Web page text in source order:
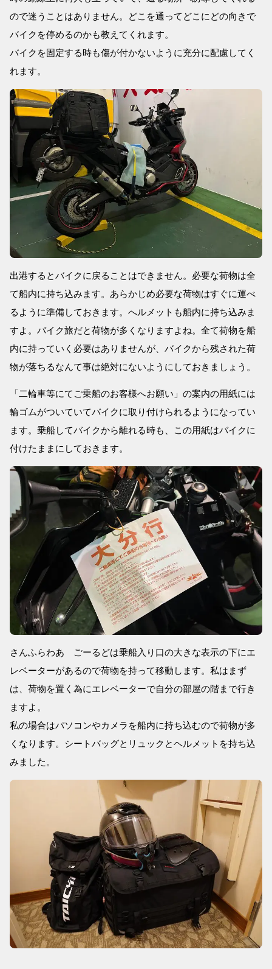
ので迷うことはありません。どこを通ってどこにどの向きで
バイクを停めるのかも教えてくれます。
バイクを固定する時も傷が付かないように充分に配慮してく
れます。
出港するとバイクに戻ることはできません。必要な荷物は全
て船内に持ち込みます。あらかじめ必要な荷物はすぐに運べ
るように準備しておきます。へルメットも船内に持ち込みま
すよ。バイク旅だと荷物が多くなりますよね。全て荷物を船
内に持っていく必要はありませんが、バイクから残された荷
物が落ちるなんて事は絶対にないようにしておきましょう。
「二輪車等にてご乗船のお客様へお願い」の案内の用紙には
輪ゴムがついていてバイクに取り付けられるようになってい
ます。乗船してバイクから離れる時も、この用紙はバイクに
付けたままにしておきます。
さんふらわあ ごーるどは乗船入り口の大きな表示の下にエ
レベーターがあるので荷物を持って移動します。私はまず
は、荷物を置く為にエレベーターで自分の部屋の階まで行き
ますよ。
私の場合はパソコンやカメラを船内に持ち込むので荷物が多
くなります。シートバッグとリュックとヘルメットを持ち込
みました。